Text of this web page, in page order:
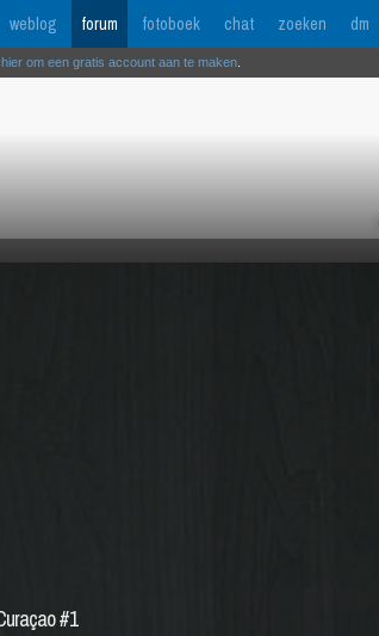
weblog forum fotoboek chat zoeken dm
hier om een gratis account aan te maken
#1